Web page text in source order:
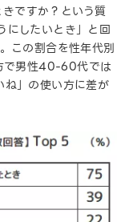
ですか？という質
にしたいとき」と回
この割合を性年代別
で男性40-60代では
」の使い方に差が